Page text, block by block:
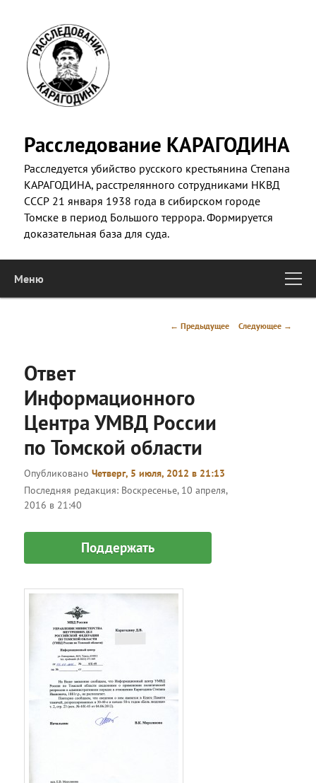
content
Расследование КАРАГОДИНА
Расследуется убийство русского крестьянина Степана
КАРАГОДИНА, расстрелянного сотрудниками НКВД
СССР 21 января 1938 года в сибирском городе
Томске в период Большого террора. Формируется
доказательная база для суда.
Меню
Post
← Предыдущее Следующее →
Ответ
Информационного
Центра УМВД России
по Томской области
ОпубликованоЧетверг, 5 июля, 2012 в 21:13
Последняя редакция: Воскресенье, 10 апреля,
2016 в 21:40
Поддержать